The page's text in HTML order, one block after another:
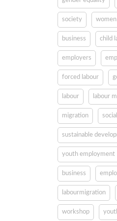
society women
business child
employers
forced labour
labour labour
migration social
sustainable
youth employment
business
labourmigration
workshop